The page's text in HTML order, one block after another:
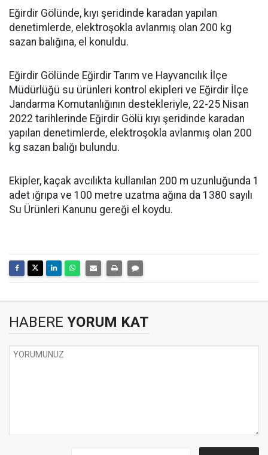
Eğirdir Gölünde, kıyı şeridinde karadan yapılan
denetimlerde, elektroşokla avlanmış olan 200 kg
sazan balığına, el konuldu.
Eğirdir Gölünde Eğirdir Tarım ve Hayvancılık İlçe
Müdürlüğü su ürünleri kontrol ekipleri ve Eğirdir İlçe
Jandarma Komutanlığının destekleriyle, 22-25 Nisan
2022 tarihlerinde Eğirdir Gölü kıyı şeridinde karadan
yapılan denetimlerde, elektroşokla avlanmış olan 200
kg sazan balığı bulundu.
Ekipler, kaçak avcılıkta kullanılan 200 m uzunluğunda 1
adet ığrıpa ve 100 metre uzatma ağına da 1380 sayılı
Su Ürünleri Kanunu gereği el koydu.
HABERE YORUM KAT